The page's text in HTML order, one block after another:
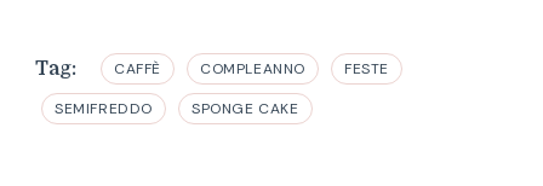
Tag: CAFFÈ COMPLEANNO FESTE
SEMIFREDDO SPONGE CAKE